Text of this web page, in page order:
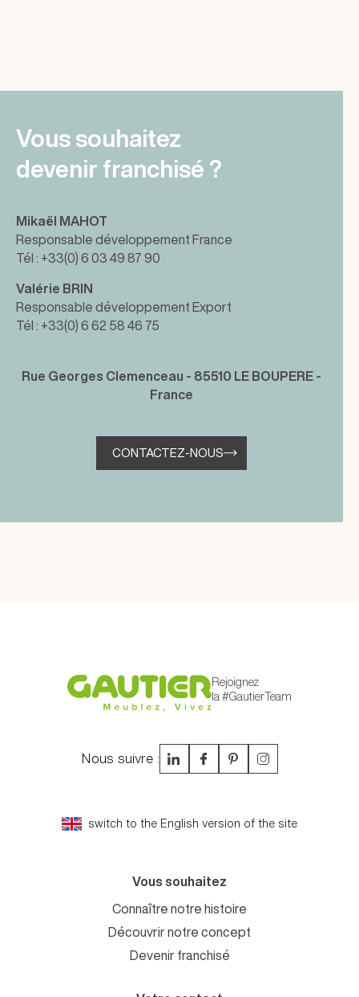
Vous souhaitez
devenir franchisé ?
Mikaël MAHOT
Responsable développement France
Tél : +33(0) 6 03 49 87 90
Valérie BRIN
Responsable développement Export
Tél : +33(0) 6 62 58 46 75
Rue Georges Clemenceau - 85510 LE BOUPERE -
France
CONTACTEZ-NOUS
Rejoignez
la #GautierTeam
Nous suivre :
switch to the English version of the site
Vous souhaitez
Connaître notre histoire
Découvrir notre concept
Devenir franchisé